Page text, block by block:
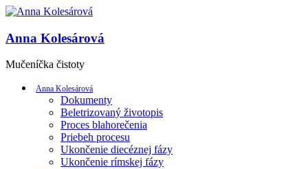
Anna Kolesárová
Mučeníčka čistoty
Anna Kolesárová
Dokumenty
Beletrizovaný životopis
Proces blahorečenia
Priebeh procesu
Ukončenie diecéznej fázy
Ukončenie rímskej fázy